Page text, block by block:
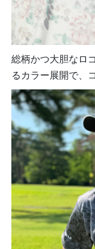
総柄かつ大胆なロ
るカラー展開で、